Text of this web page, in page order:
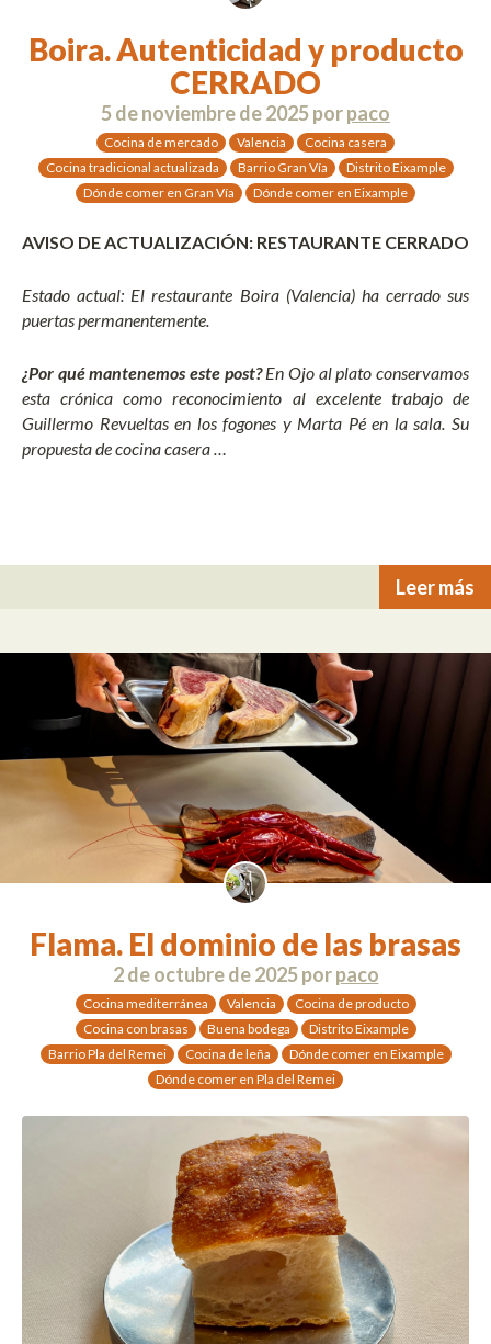
Boira. Autenticidad y producto
CERRADO
5 de noviembre de 2025porpaco
Cocina de mercado Valencia
Cocina casera
Cocina tradicional actualizada
Barrio Gran Vía
Distrito Eixample
Dónde comer en Gran Vía
Dónde comer en Eixample
AVISO DE ACTUALIZACIÓN: RESTAURANTE CERRADO
Estado actual: El restaurante Boira (Valencia) ha cerrado sus
puertas permanentemente.
¿Por qué mantenemos este post?En Ojo al plato conservamos
esta crónica como reconocimiento al excelente trabajo de
Guillermo Revueltas en los fogones y Marta Pé en la sala. Su
propuesta de cocina casera …
Leer más
Flama. El dominio de las brasas
2 de octubre de 2025porpaco
Cocina mediterránea Valencia
Cocina de producto
Cocina con brasas
Buena bodega
Distrito Eixample
Barrio Pla del Remei
Cocina de leña
Dónde comer en Eixample
Dónde comer en Pla del Remei